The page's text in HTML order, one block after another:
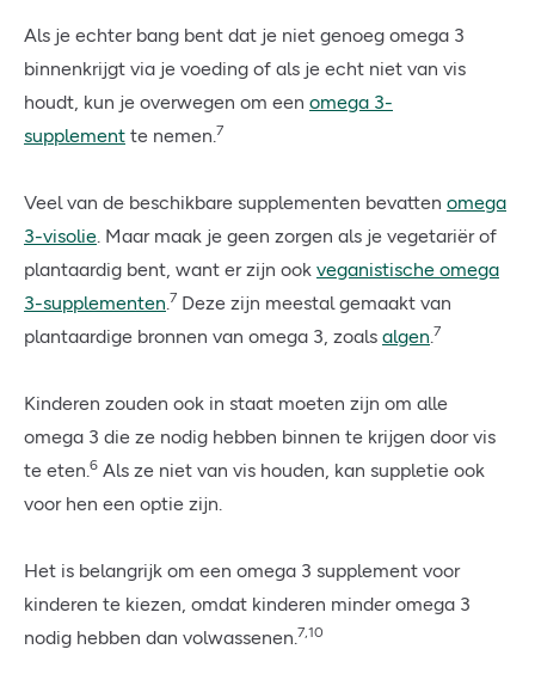
Als je echter bang bent dat je niet genoeg omega 3
binnenkrijgt via je voeding of als je echt niet van vis
houdt, kun je overwegen om een omega 3-
supplement te nemen.7
Veel van de beschikbare supplementen bevatten omega
3-visolie. Maar maak je geen zorgen als je vegetariër of
plantaardig bent, want er zijn ook veganistische omega
3-supplementen.7 Deze zijn meestal gemaakt van
plantaardige bronnen van omega 3, zoals algen.7
Kinderen zouden ook in staat moeten zijn om alle
omega 3 die ze nodig hebben binnen te krijgen door vis
te eten.6 Als ze niet van vis houden, kan suppletie ook
voor hen een optie zijn.
Het is belangrijk om een omega 3 supplement voor
kinderen te kiezen, omdat kinderen minder omega 3
nodig hebben dan volwassenen.7,10